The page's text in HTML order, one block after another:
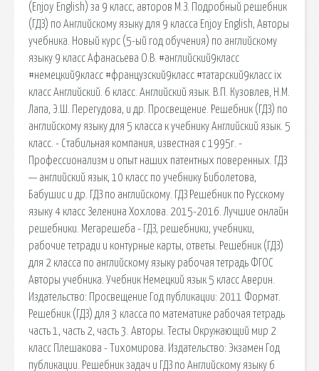
(Enjoy English) за 9 класс, авторов М.З. Подробный решебник
(ГДЗ) по Английскому языку для 9 класса Enjoy English, Авторы
учебника. Новый курс (5-ый год обучения) по английскому
языку 9 класс Афанасьева О.В. #английский9класс
#немецкий9класс #французский9класс #татарский9класс ix
класс Английский. 6 класс. Английский язык. В.П. Кузовлев, Н.М.
Лапа, Э.Ш. Перегудова, и др. Просвещение. Решебник (ГДЗ) по
английскому языку для 5 класса к учебнику Английский язык. 5
класс. - Стабильная компания, известная с 1995г. -
Профессионализм и опыт наших патентных поверенных. ГДЗ
— английский язык, 10 класс по учебнику Биболетова,
Бабушис и др. ГДЗ по английскому. ГДЗ Решебник по Русскому
языку 4 класс Зеленина Хохлова. 2015-2016. Лучшие онлайн
решебники. Мегарешеба - ГДЗ, решебники, учебники,
рабочие тетради и контурные карты, ответы. Решебник (ГДЗ)
для 2 класса по английскому языку рабочая тетрадь ФГОС
Авторы учебника. Учебник Немецкий язык 5 класс Аверин.
Издательство: Просвещение Год публикации: 2011 Формат.
Решебник (ГДЗ) для 3 класса по математике рабочая тетрадь
часть 1, часть 2, часть 3. Авторы. Тесты Окружающий мир 2
класс Плешакова - Тихомирова. Издательство: Экзамен Год
публикации. Решебник задач и ГДЗ по Английскому языку 6